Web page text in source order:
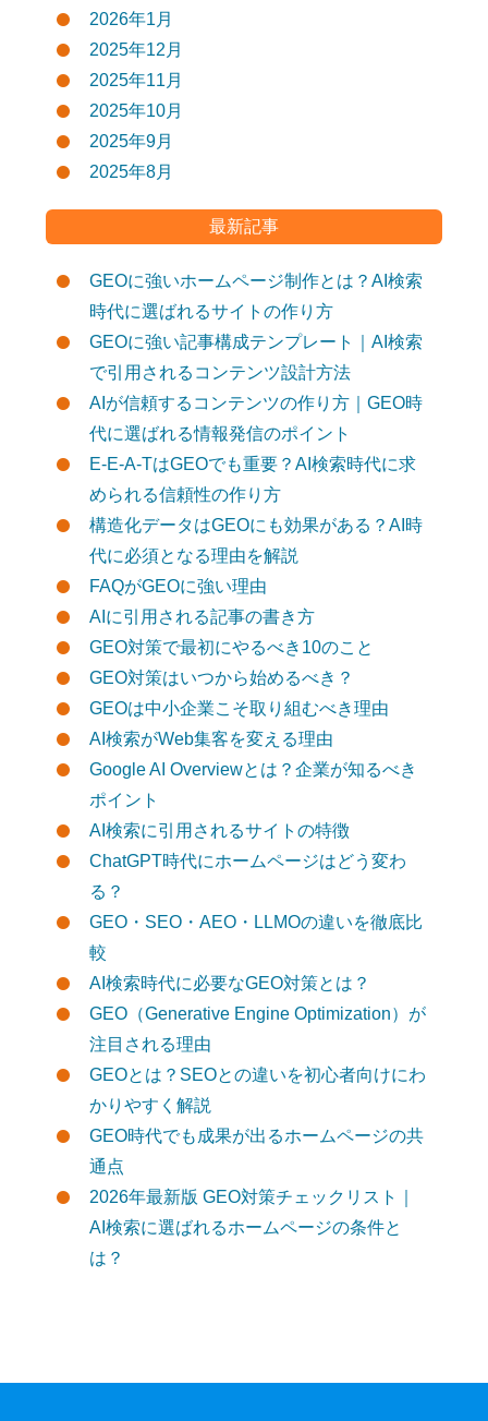
2026年1月
2025年12月
2025年11月
2025年10月
2025年9月
2025年8月
最新記事
GEOに強いホームページ制作とは？AI検索
時代に選ばれるサイトの作り方
GEOに強い記事構成テンプレート｜AI検索
で引用されるコンテンツ設計方法
AIが信頼するコンテンツの作り方｜GEO時
代に選ばれる情報発信のポイント
E-E-A-TはGEOでも重要？AI検索時代に求
められる信頼性の作り方
構造化データはGEOにも効果がある？AI時
代に必須となる理由を解説
FAQがGEOに強い理由
AIに引用される記事の書き方
GEO対策で最初にやるべき10のこと
GEO対策はいつから始めるべき？
GEOは中小企業こそ取り組むべき理由
AI検索がWeb集客を変える理由
Google AI Overviewとは？企業が知るべき
ポイント
AI検索に引用されるサイトの特徴
ChatGPT時代にホームページはどう変わ
る？
GEO・SEO・AEO・LLMOの違いを徹底比
較
AI検索時代に必要なGEO対策とは？
GEO（Generative Engine Optimization）が
注目される理由
GEOとは？SEOとの違いを初心者向けにわ
かりやすく解説
GEO時代でも成果が出るホームページの共
通点
2026年最新版 GEO対策チェックリスト｜
AI検索に選ばれるホームページの条件と
は？